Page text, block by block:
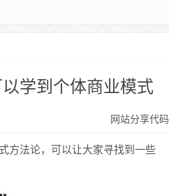
学到个体商业模式
网站分享代码
方法论，可以让大家寻找到一些